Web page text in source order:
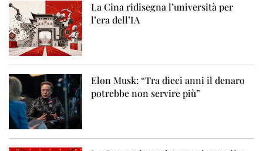
La Cina ridisegna l’università per
l’era dell’IA
Elon Musk: “Tra dieci anni il denaro
potrebbe non servire più”